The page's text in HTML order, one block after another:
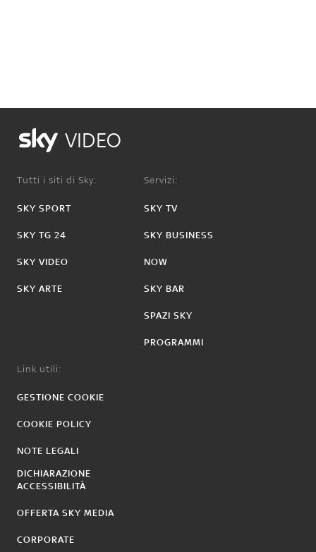
VIDEO
Tutti i siti di Sky:
SKY SPORT
SKY TG 24
SKY VIDEO
SKY ARTE
Servizi:
SKY TV
SKY BUSINESS
NOW
SKY BAR
SPAZI SKY
PROGRAMMI
Link utili:
GESTIONE COOKIE
COOKIE POLICY
NOTE LEGALI
DICHIARAZIONE
ACCESSIBILITÀ
OFFERTA SKY MEDIA
CORPORATE